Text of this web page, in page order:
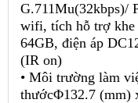
G.711Mu(32kbps)/
wifi, tích hỗ trợ khe
64GB, điện áp
(IR on)
• Môi trường làm
thướcΦ132.7 (mm)